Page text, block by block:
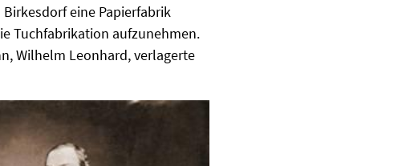
eine Papierfabrik
Tuchfabrikation aufzunehmen.
Wilhelm Leonhard, verlagerte